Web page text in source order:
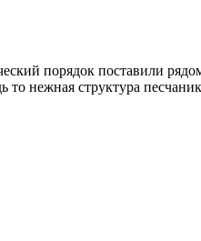
порядок поставили
нежная структура